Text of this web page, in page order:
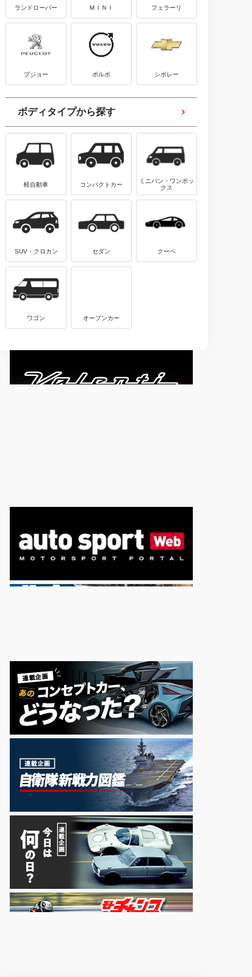
ランドローバー ＭＩＮＩ フェラーリ
プジョー ボルボ シボレー
ボディタイプから探す
軽自動車 コンパクトカー
ミニバン・ワンボッ
クス
SUV・クロカン セダン クーペ
ワゴン オープンカー